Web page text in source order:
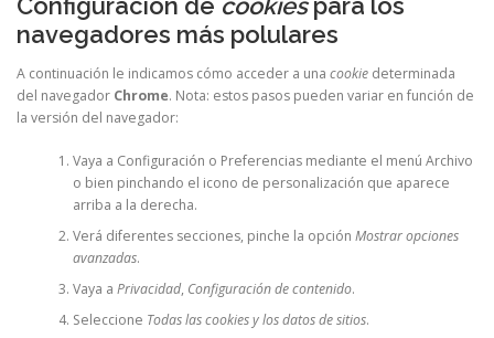
navegadores más polulares
A continuación le indicamos cómo acceder a una cookie determinada
del navegador Chrome. Nota: estos pasos pueden variar en función de
la versión del navegador:
Vaya a Configuración o Preferencias mediante el menú Archivo
o bien pinchando el icono de personalización que aparece
arriba a la derecha.
Verá diferentes secciones, pinche la opción Mostrar opciones
avanzadas.
Vaya a Privacidad, Configuración de contenido.
Seleccione Todas lascookiesy los datos de sitios.